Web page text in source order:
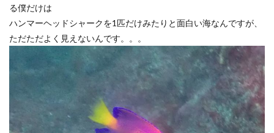
る僕だけは
ハンマーヘッドシャークを1匹だけみたりと面白い海なんですが、
ただただよく見えないんです。。。